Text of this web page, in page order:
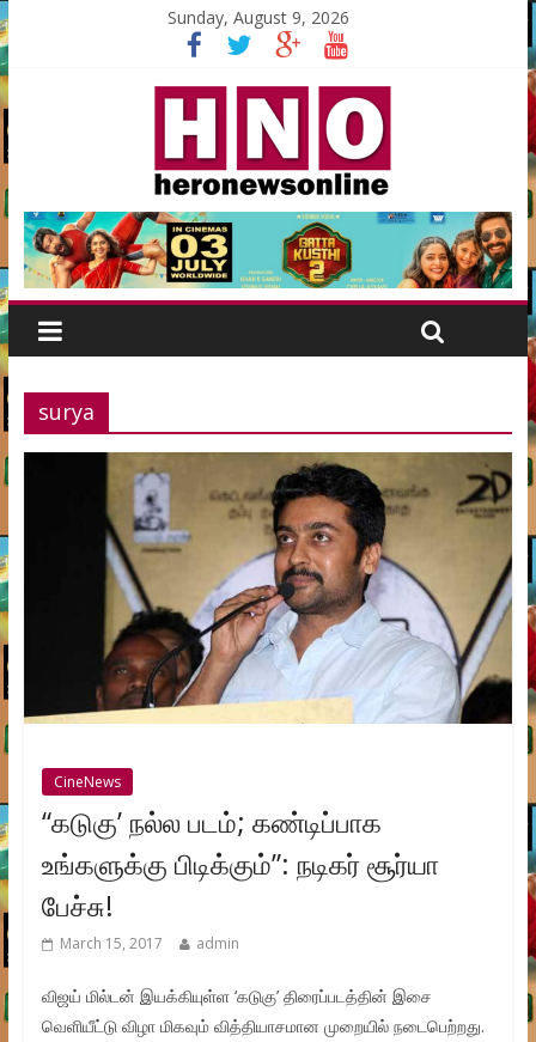
Sunday, August 9, 2026
surya
CineNews
“கடுகு’ நல்ல படம்; கண்டிப்பாக
உங்களுக்கு பிடிக்கும்”: நடிகர் சூர்யா
பேச்சு!
March 15, 2017 admin
விஜய் மில்டன் இயக்கியுள்ள ‘கடுகு’ திரைப்படத்தின் இசை
வெளியீட்டு விழா மிகவும் வித்தியாசமான முறையில் நடைபெற்றது.